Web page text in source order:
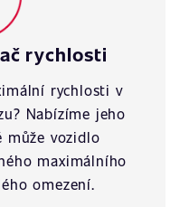
rychlosti
rychlosti v
Nabízíme jeho
může vozidlo
maximálního
omezení.